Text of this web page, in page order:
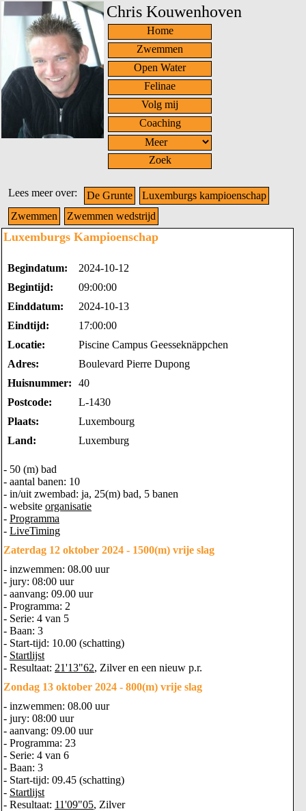
Chris Kouwenhoven
Home
Zwemmen
Open Water
Felinae
Volg mij
Coaching
Zoek
Lees meer over: De Grunte
Luxemburgs kampioenschap
Zwemmen
Zwemmen wedstrijd
Luxemburgs Kampioenschap
Begindatum:
2024-10-12
Begintijd:
09:00:00
Einddatum:
2024-10-13
Eindtijd:
17:00:00
Locatie:
Piscine Campus Geesseknäppchen
Adres:
Boulevard Pierre Dupong
Huisnummer:
40
Postcode:
L-1430
Plaats:
Luxembourg
Land:
Luxemburg
- 50 (m) bad
- aantal banen: 10
- in/uit zwembad: ja, 25(m) bad, 5 banen
- website organisatie
- Programma
- LiveTiming
Zaterdag 12 oktober 2024 - 1500(m) vrije slag
- inzwemmen: 08.00 uur
- jury: 08:00 uur
- aanvang: 09.00 uur
- Programma: 2
- Serie: 4 van 5
- Baan: 3
- Start-tijd: 10.00 (schatting)
- Startlijst
- Resultaat: 21'13"62, Zilver en een nieuw p.r.
Zondag 13 oktober 2024 - 800(m) vrije slag
- inzwemmen: 08.00 uur
- jury: 08:00 uur
- aanvang: 09.00 uur
- Programma: 23
- Serie: 4 van 6
- Baan: 3
- Start-tijd: 09.45 (schatting)
- Startlijst
- Resultaat: 11'09"05, Zilver